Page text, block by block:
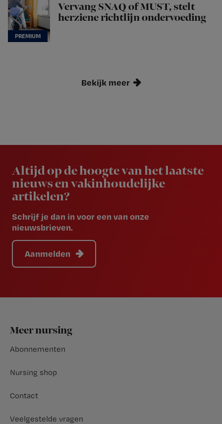
Vervang SNAQ of MUST, stelt
herziene richtlijn ondervoeding
Bekijk meer
Altijd op de hoogte van het laatste
nieuws en vakinhoudelijke
artikelen?
Schrijf je dan in voor een van onze
nieuwsbrieven.
Aanmelden
Footer
Meer nursing
Abonnementen
Nursing shop
Contact
Veelgestelde vragen